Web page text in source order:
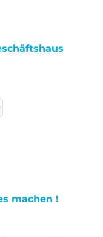
machen !